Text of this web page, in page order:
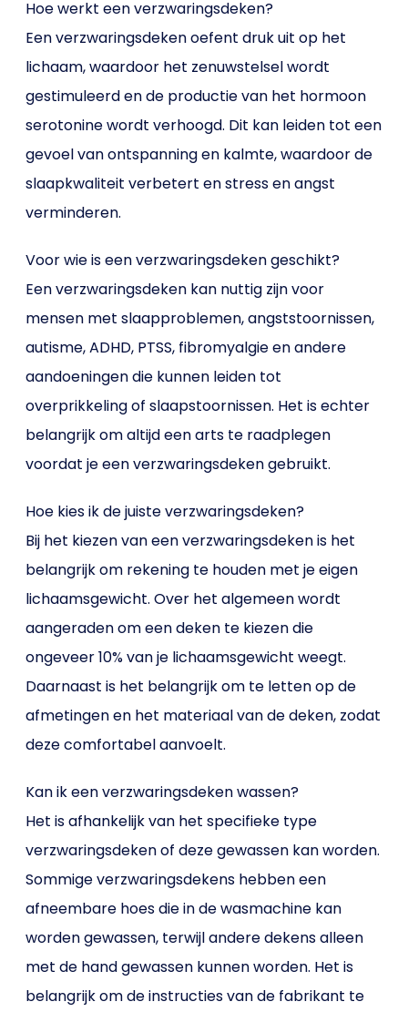
Hoe werkt een verzwaringsdeken?
Een verzwaringsdeken oefent druk uit op het
lichaam, waardoor het zenuwstelsel wordt
gestimuleerd en de productie van het hormoon
serotonine wordt verhoogd. Dit kan leiden tot een
gevoel van ontspanning en kalmte, waardoor de
slaapkwaliteit verbetert en stress en angst
verminderen.
Voor wie is een verzwaringsdeken geschikt?
Een verzwaringsdeken kan nuttig zijn voor
mensen met slaapproblemen, angststoornissen,
autisme, ADHD, PTSS, fibromyalgie en andere
aandoeningen die kunnen leiden tot
overprikkeling of slaapstoornissen. Het is echter
belangrijk om altijd een arts te raadplegen
voordat je een verzwaringsdeken gebruikt.
Hoe kies ik de juiste verzwaringsdeken?
Bij het kiezen van een verzwaringsdeken is het
belangrijk om rekening te houden met je eigen
lichaamsgewicht. Over het algemeen wordt
aangeraden om een deken te kiezen die
ongeveer 10% van je lichaamsgewicht weegt.
Daarnaast is het belangrijk om te letten op de
afmetingen en het materiaal van de deken, zodat
deze comfortabel aanvoelt.
Kan ik een verzwaringsdeken wassen?
Het is afhankelijk van het specifieke type
verzwaringsdeken of deze gewassen kan worden.
Sommige verzwaringsdekens hebben een
afneembare hoes die in de wasmachine kan
worden gewassen, terwijl andere dekens alleen
met de hand gewassen kunnen worden. Het is
belangrijk om de instructies van de fabrikant te